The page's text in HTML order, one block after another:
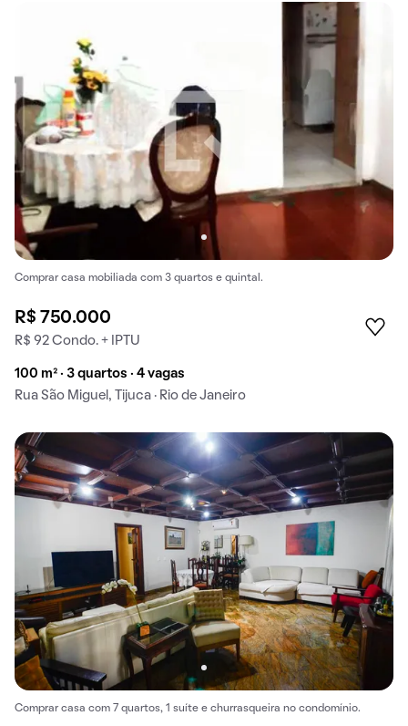
Comprar casa mobiliada com 3 quartos e quintal.
R$ 750.000
R$ 92 Condo. + IPTU
100 m² · 3 quartos · 4 vagas
Rua São Miguel, Tijuca · Rio de Janeiro
Comprar casa com 7 quartos, 1 suíte e churrasqueira no condomínio.